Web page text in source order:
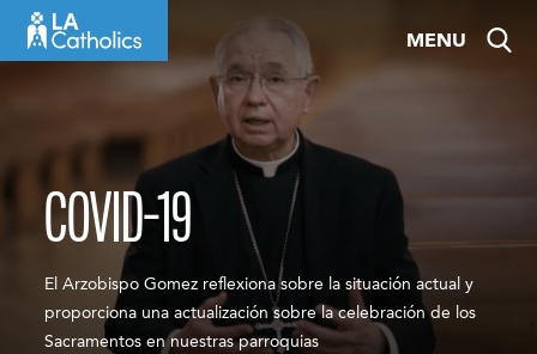
MENU
COVID-19
El Arzobispo Gomez reflexiona sobre la situación actual y
proporciona una actualización sobre la celebración de los
Sacramentos en nuestras parroquias